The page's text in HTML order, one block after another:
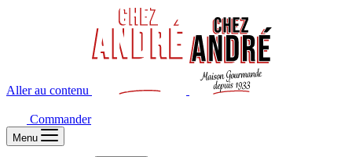
Aller au contenu
Commander
Menu